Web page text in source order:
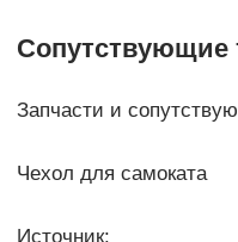
Сопутствующие
Запчасти и
Чехол для самоката
Источник: